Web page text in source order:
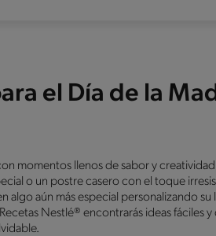
el Día de la
momentos llenos de sabor y
o un postre casero con el toque
algo aún más especial personalizando su
Nestlé® encontrarás ideas fáciles